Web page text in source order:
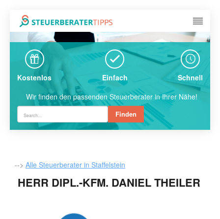
Kostenlos Einfach
Schnell
Wir finden den passenden Steuerberater in Ihrer Nähe!
Finden
--> Alle Steuerberater in Staffelstein
HERR DIPL.-KFM. DANIEL THEILER